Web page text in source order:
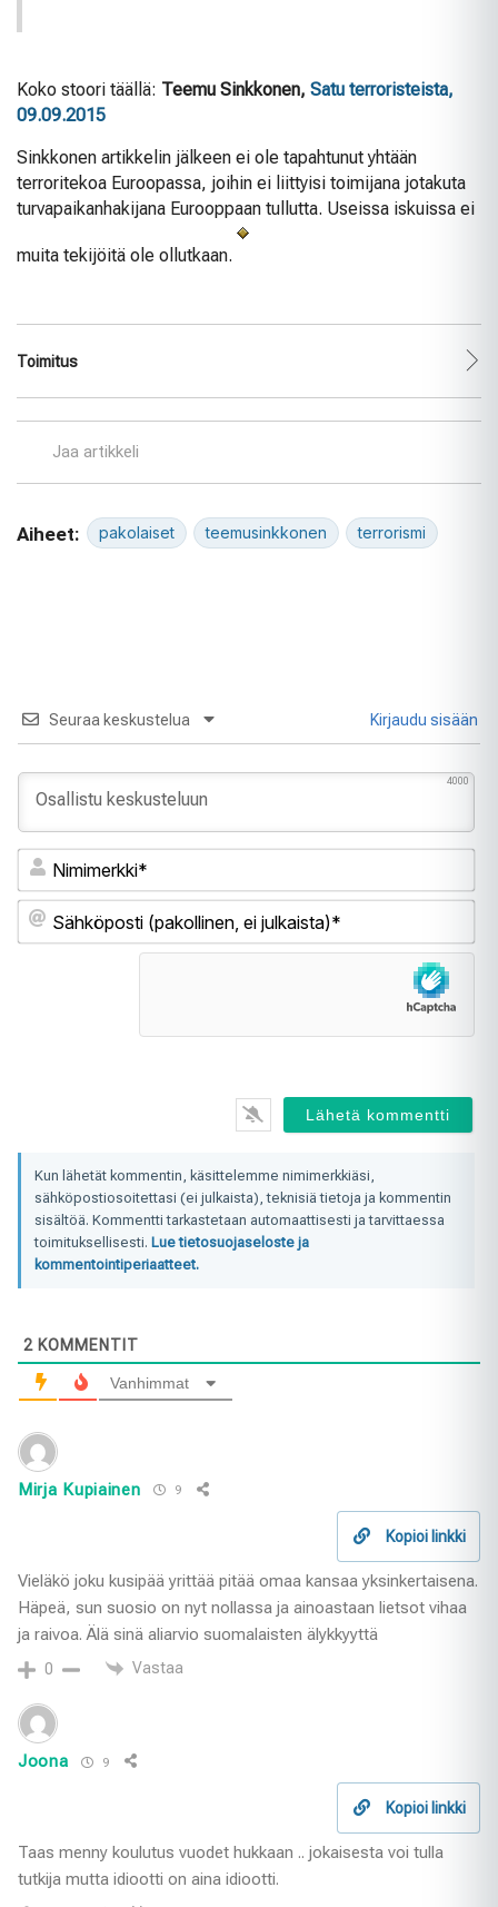
Koko stoori täällä: Teemu Sinkkonen, Satu terroristeista,
09.09.2015
Sinkkonen artikkelin jälkeen ei ole tapahtunut yhtään
terroritekoa Euroopassa, joihin ei liittyisi toimijana jotakuta
turvapaikanhakijana Eurooppaan tullutta. Useissa iskuissa ei
muita tekijöitä ole ollutkaan.
Toimitus
Jaa artikkeli
Aiheet: pakolaiset teemusinkkonen terrorismi
Seuraa keskustelua Kirjaudu sisään
4000
ei
Kun lähetät kommentin, käsittelemme nimimerkkiäsi,
sähköpostiosoitettasi (ei julkaista), teknisiä tietoja ja kommentin
sisältöä. Kommentti tarkastetaan automaattisesti ja tarvittaessa
toimituksellisesti. Lue tietosuojaseloste ja
kommentointiperiaatteet.
2 KOMMENTIT
Vanhimmat
Mirja Kupiainen 9
Kopioi linkki
Vieläkö joku kusipää yrittää pitää omaa kansaa yksinkertaisena.
Häpeä, sun suosio on nyt nollassa ja ainoastaan lietsot vihaa
ja raivoa. Älä sinä aliarvio suomalaisten älykkyyttä
0 Vastaa
Joona 9
Kopioi linkki
Taas menny koulutus vuodet hukkaan .. jokaisesta voi tulla
tutkija mutta idiootti on aina idiootti.